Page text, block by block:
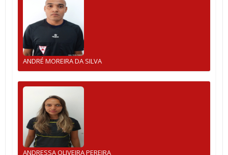
ANDRÉ MOREIRA DA SILVA
ANDRESSA OLIVEIRA PEREIRA